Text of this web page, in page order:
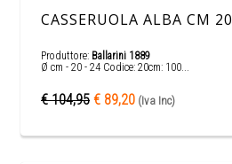
CASSERUOLA ALBA CM 20
Produttore: Ballarini 1889
Ø cm - 20 - 24 Codice: 20cm: 100...
€ 104,95 € 89,20 (Iva Inc)